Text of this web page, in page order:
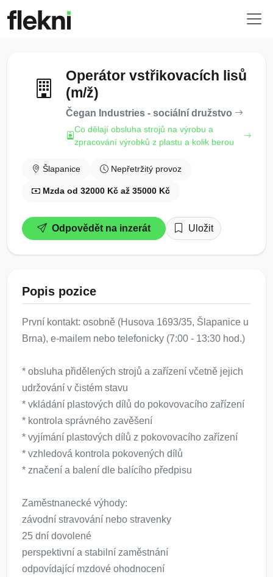
Operátor vstřikovacích lisů
(m/ž)
Čegan Industries - sociální družstvo
Co dělají obsluha strojů na výrobu a
zpracování výrobků z plastu a kolik berou
Šlapanice Nepřetržitý provoz
Mzda od 32000 Kč až 35000 Kč
Odpovědět na inzerát Uložit
Popis pozice
První kontakt: osobně (Husova 1693/35, Šlapanice u
Brna), e-mailem nebo telefonicky (7:00 - 13:30 hod.)
* obsluha přidělených strojů a zařízení včetně jejich
udržování v čistém stavu
* vkládání plastových dílů do pokovovacího zařízení
* kontrola správného zavěšení
* vyjímání plastových dílů z pokovovacího zařízení
* vzhledová kontrola pokovených dílů
* značení a balení dle balícího předpisu
Zaměstnanecké výhody:
závodní stravování nebo stravenky
25 dní dovolené
perspektivní a stabilní zaměstnání
odpovídající mzdové ohodnocení